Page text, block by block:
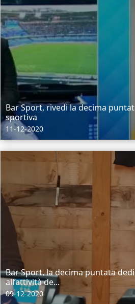
Bar Sport, rivedi la decima
sportiva
11-12-2020
Bar Sport, la decima puntata
all’attività de...
09-12-2020